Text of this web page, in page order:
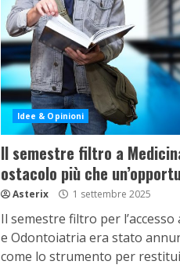
Idee & Opinioni
Il semestre filtro a
ostacolo più che
Asterix 1 settembre 2025
Il semestre filtro per l’accesso
e Odontoiatria era stato
come lo strumento per